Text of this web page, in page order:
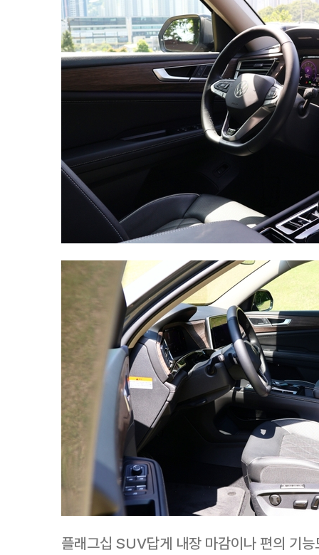
플래그십 SUV답게 내장 마감이나 편의 기